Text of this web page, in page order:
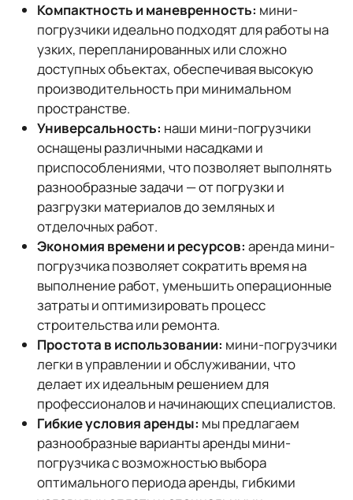
Компактность и маневренность: мини-
погрузчики идеально подходят для работы на
узких, перепланированных или сложно
доступных объектах, обеспечивая высокую
производительность при минимальном
пространстве.
Универсальность: наши мини-погрузчики
оснащены различными насадками и
приспособлениями, что позволяет выполнять
разнообразные задачи — от погрузки и
разгрузки материалов до земляных и
отделочных работ.
Экономия времени и ресурсов: аренда мини-
погрузчика позволяет сократить время на
выполнение работ, уменьшить операционные
затраты и оптимизировать процесс
строительства или ремонта.
Простота в использовании: мини-погрузчики
легки в управлении и обслуживании, что
делает их идеальным решением для
профессионалов и начинающих специалистов.
Гибкие условия аренды: мы предлагаем
разнообразные варианты аренды мини-
погрузчика с возможностью выбора
оптимального периода аренды, гибкими